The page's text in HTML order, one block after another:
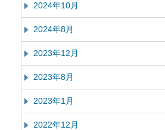
2024年10月
2024年8月
2023年12月
2023年8月
2023年1月
2022年12月